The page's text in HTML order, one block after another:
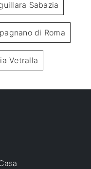
Sabazia
di Roma
Vetralla